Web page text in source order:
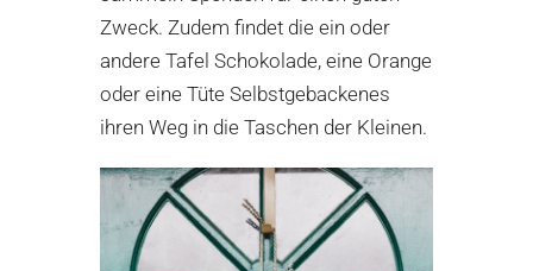
Zweck. Zudem findet die ein oder
andere Tafel Schokolade, eine Orange
oder eine Tüte Selbstgebackenes
ihren Weg in die Taschen der Kleinen.